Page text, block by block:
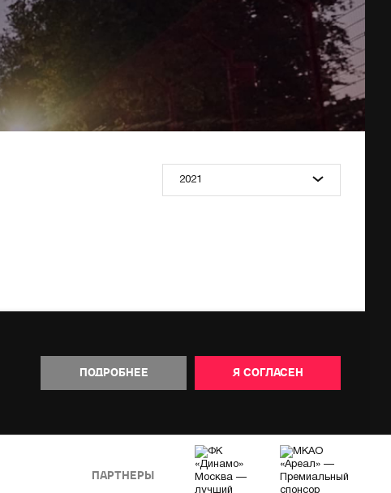
2021
ПОДРОБНЕЕ Я СОГЛАСЕН
ПАРТНЕРЫ